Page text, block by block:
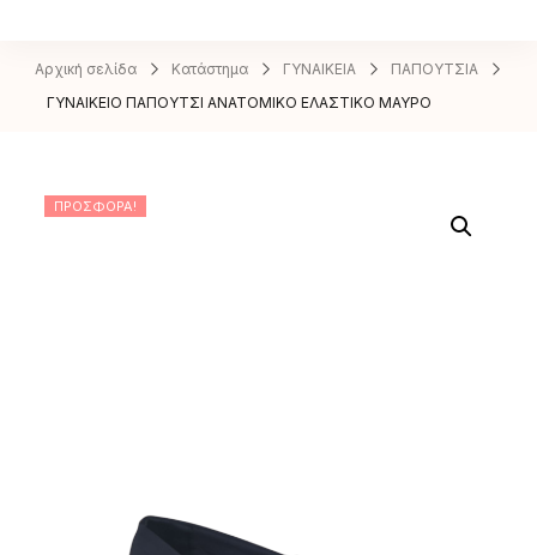
Αρχική σελίδα Κατάστημα ΓΥΝΑΙΚΕΙΑ
ΠΑΠΟΥΤΣΙΑ
ΓΥΝΑΙΚΕΙΟ ΠΑΠΟΥΤΣΙ ΑΝΑΤΟΜΙΚΟ ΕΛΑΣΤΙΚΟ ΜΑΥΡΟ
ΠΡΟΣΦΟΡΆ!